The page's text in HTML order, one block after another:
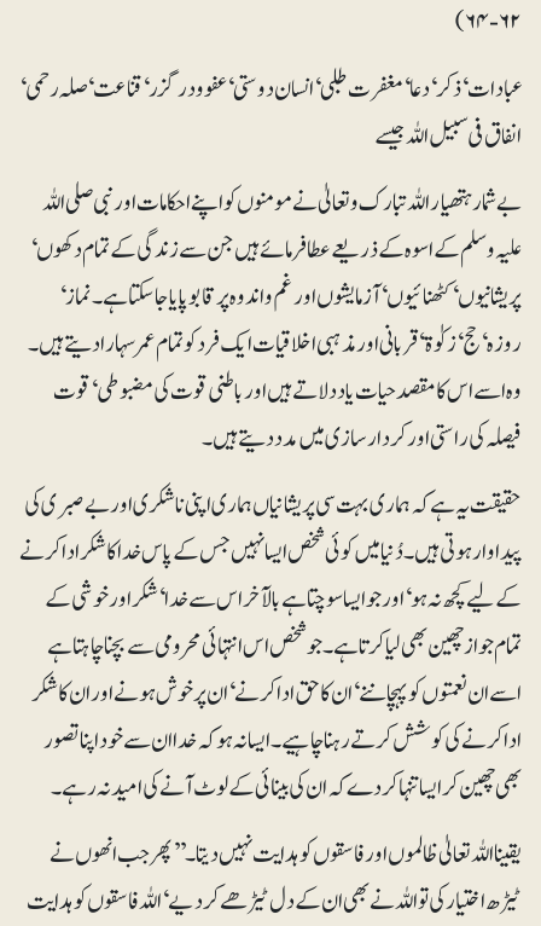
۶۲-۶۴)
عبادات‘ ذکر‘ دعا‘ مغفرت طلبی‘ انسان دوستی‘ عفو و درگزر‘ قناعت‘ صلہ رحمی‘
انفاق فی سبیل اللہ جیسے
بے شمار ہتھیار اللہ تبارک و تعالیٰ نے مومنوں کو اپنے احکامات اور نبی صلی اللہ
علیہ وسلم کے اسوہ کے ذریعے عطا فرمائے ہیں جن سے زندگی کے تمام دکھوں‘
پریشانیوں‘ کٹھنائیوں‘ آزمایشوں اور غم و اندوہ پر قابو پایا جا سکتا ہے۔ نماز‘
روزہ‘ حج‘ زکوٰۃ ‘ قربانی اور مذہبی اخلاقیات ایک فرد کو تمام عمر سہارا دیتے ہیں۔
وہ اسے اس کا مقصدحیات یاد دلاتے ہیں اور باطنی قوت کی مضبوطی‘ قوت
فیصلہ کی راستی اور کردار سازی میں مدد دیتے ہیں۔
حقیقت یہ ہے کہ ہماری بہت سی پریشانیاں ہماری اپنی ناشکری اور بے صبری کی
پیداوار ہوتی ہیں۔ دُنیا میں کوئی شخص ایسا نہیں جس کے پاس خدا کا شکر ادا کرنے
کے لیے کچھ نہ ہو‘ اور جو ایسا سوچتا ہے بالآخر اس سے خدا ‘ شکر اور خوشی کے
تمام جواز چھین بھی لیا کرتا ہے۔ جو شخص اس انتہائی محرومی سے بچنا چاہتا ہے
اسے ان نعمتوں کو پہچاننے ‘ ان کا حق ادا کرنے‘ ان پر خوش ہونے اور ان کا شکر
ادا کرنے کی کوشش کرتے رہنا چاہیے۔ ایسا نہ ہو کہ خدا ان سے خود اپنا تصور
بھی چھین کر ایسا تنہا کر دے کہ ان کی بینائی کے لوٹ آنے کی امید نہ رہے۔
یقینا اللہ تعالیٰ ظالموں اور فاسقوں کو ہدایت نہیں دیتا۔ ’’پھر جب انھوں نے
ٹیڑھ اختیار کی تو اللہ نے بھی ان کے دل ٹیڑھے کر دیے‘ اللہ فاسقوں کو ہدایت